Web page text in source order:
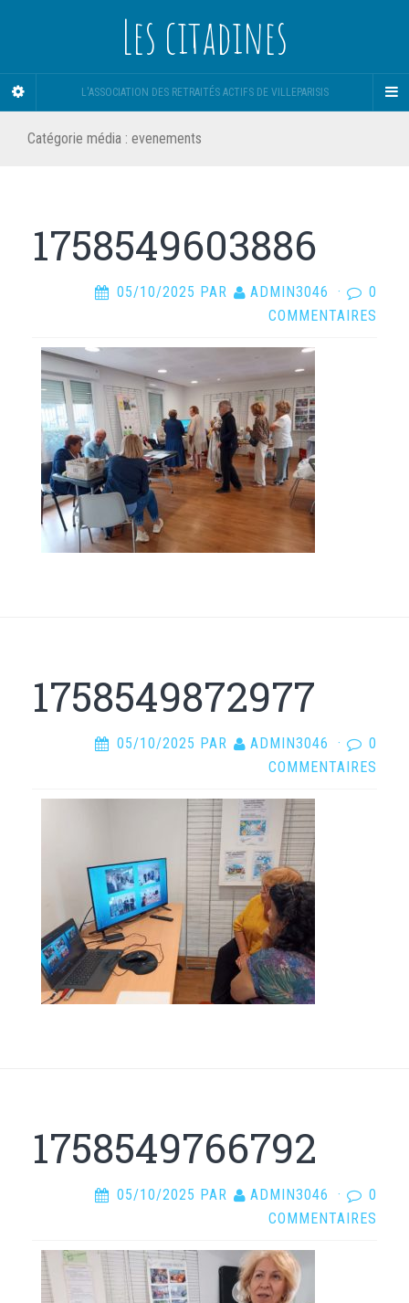
Les citadines
L'ASSOCIATION DES RETRAITÉS ACTIFS DE VILLEPARISIS
Catégorie média : evenements
1758549603886
05/10/2025 PAR ADMIN3046 ·
0
COMMENTAIRES
1758549872977
05/10/2025 PAR ADMIN3046 ·
0
COMMENTAIRES
1758549766792
05/10/2025 PAR ADMIN3046 ·
0
COMMENTAIRES